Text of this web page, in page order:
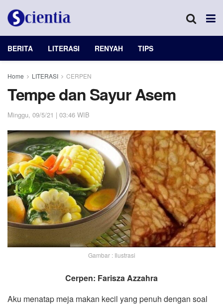
BERITA LITERASI RENYAH TIPS
Home LITERASI CERPEN
Tempe dan Sayur Asem
Minggu, 09/5/21 | 03:46 WIB
Gambar : Ilustrasi
Cerpen: Farisza Azzahra
Aku menatap meja makan kecil yang penuh dengan soal